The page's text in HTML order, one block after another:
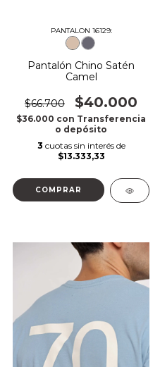
PANTALON 16129:
Pantalón Chino Satén
Camel
$66.700 $40.000
$36.000 con Transferencia
o depósito
3 cuotas sin interés de
$13.333,33
COMPRAR